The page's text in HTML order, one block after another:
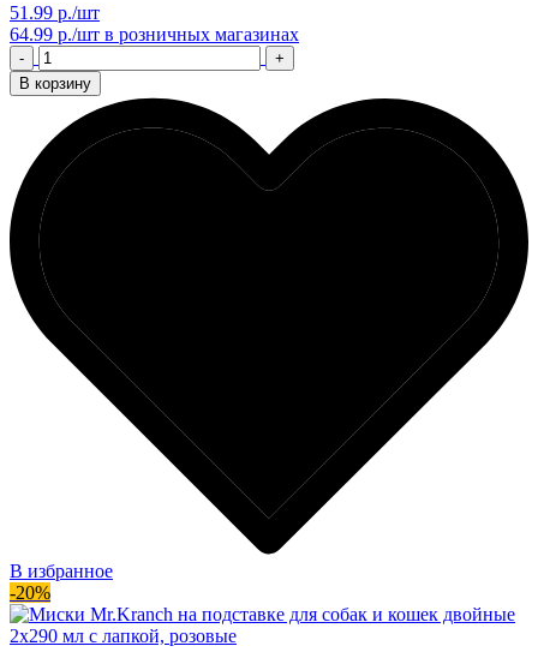
51.99 р./шт
64.99 р./шт в розничных магазинах
-
+
В корзину
В избранное
-20%